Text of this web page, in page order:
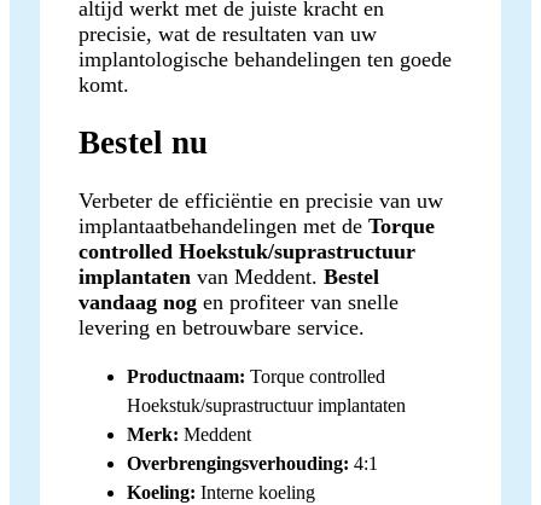
altijd werkt met de juiste kracht en
precisie, wat de resultaten van uw
implantologische behandelingen ten goede
komt.
Bestel nu
Verbeter de efficiëntie en precisie van uw
implantaatbehandelingen met de Torque
controlled Hoekstuk/suprastructuur
implantaten van Meddent. Bestel
vandaag nog en profiteer van snelle
levering en betrouwbare service.
Productnaam: Torque controlled
Hoekstuk/suprastructuur implantaten
Merk: Meddent
Overbrengingsverhouding: 4:1
Koeling: Interne koeling